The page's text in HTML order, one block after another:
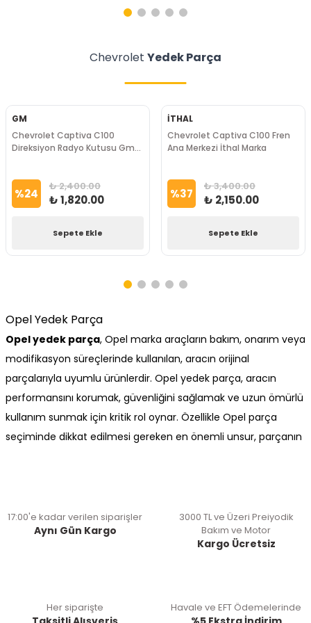
Chevrolet Yedek Parça
GM
Chevrolet Captiva C100
Direksiyon Radyo Kutusu Gm
%24 ₺ 2,400.00
₺ 1,820.00
Sepete Ekle
İTHAL
Chevrolet Captiva C100 Fren
Ana Merkezi İthal Marka
%37 ₺ 3,400.00
₺ 2,150.00
Sepete Ekle
Opel Yedek Parça
Opel yedek parça, Opel marka araçların bakım, onarım veya
modifikasyon süreçlerinde kullanılan, aracın orijinal
parçalarıyla uyumlu ürünlerdir. Opel yedek parça, aracın
performansını korumak, güvenliğini sağlamak ve uzun ömürlü
kullanım sunmak için kritik rol oynar. Özellikle Opel parça
seçiminde dikkat edilmesi gereken en önemli unsur, parçanın
tarafından test edilmiş ve kalite standartlarına uygun şekilde
üretilmiştir. Bu nedenle, Opel oto yedek parça seçerken
orijinalliğe öncelik vermek, hem sürüş güvenliği hem de uzun
Kaliteli ve dayanıklı araçlarıyla bilinen Opel, kullanıcılarına uzun
17:00'e kadar verilen siparişler
Aynı Gün Kargo
3000 TL ve Üzeri Preiyodik
Bakım ve Motor
Kargo Ücretsiz
Her siparişte Havale ve EFT Ödemelerinde